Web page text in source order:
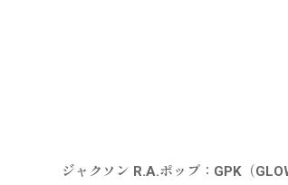
ジャクソン R.A.ポップ：GPK（